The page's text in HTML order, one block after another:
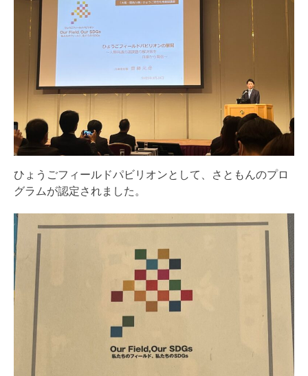
ひょうごフィールドパビリオンとして、さともんのプロ
グラムが認定されました。